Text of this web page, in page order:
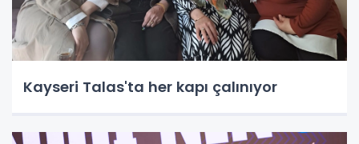
Kayseri Talas'ta her kapı çalınıyor